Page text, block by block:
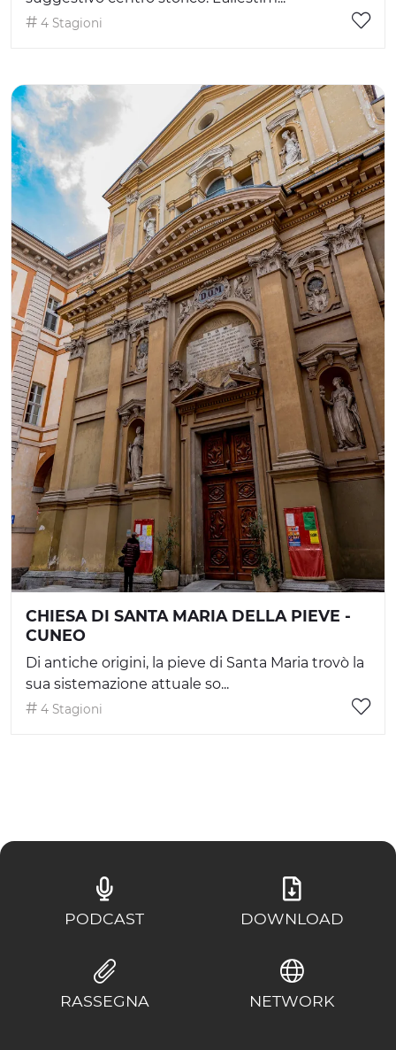
4 Stagioni
CHIESA DI SANTA MARIA DELLA PIEVE -
CUNEO
Di antiche origini, la pieve di Santa Maria trovò la
sua sistemazione attuale so...
4 Stagioni
PODCAST DOWNLOAD
RASSEGNA NETWORK